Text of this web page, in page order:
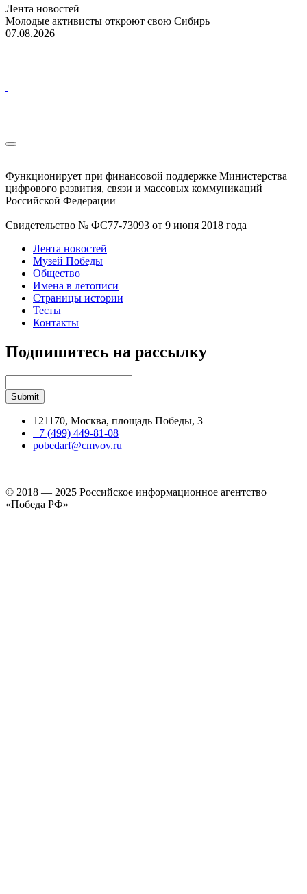
Лента новостей
Молодые активисты откроют свою Сибирь
07.08.2026
Функционирует при финансовой поддержке Министерства
цифрового развития, связи и массовых коммуникаций
Российской Федерации
Свидетельство № ФС77-73093 от 9 июня 2018 года
Лента новостей
Музей Победы
Общество
Имена в летописи
Страницы истории
Тесты
Контакты
Подпишитесь на рассылку
121170, Москва, площадь Победы, 3
+7 (499) 449-81-08
pobedarf@cmvov.ru
© 2018 — 2025 Российское информационное агентство
«Победа РФ»